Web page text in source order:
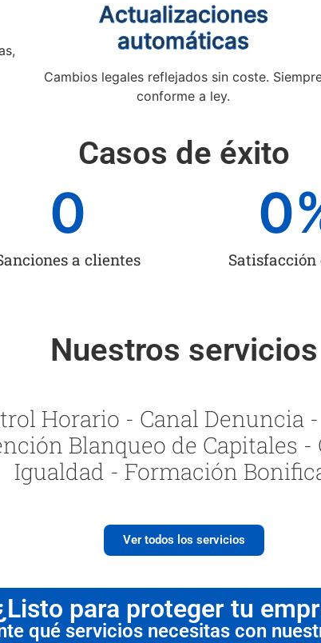
Actualizaciones
automáticas
Cambios legales reflejados sin coste.
conforme a ley.
Casos de éxito
a clientes
0
Satisfacción
0
Nuestros servicios
Horario - Canal
Blanqueo de Capitales
Igualdad - Formación
Ver todos los servicios
para proteger tu
qué servicios necesitas con